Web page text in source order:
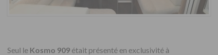
Seul le Kosmo 909 était présenté en exclusivité à